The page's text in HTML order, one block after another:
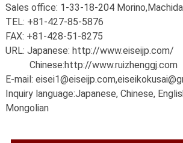
Sales office: 1-33-18-204
TEL: +81-427-85-5876
FAX: +81-428-51-8275
URL: Japanese: http://www.eiseijp.com/
Chinese:http://www.ruizhenggj.com
E-mail:
Inquiry language:Japanese, Chinese,
Mongolian